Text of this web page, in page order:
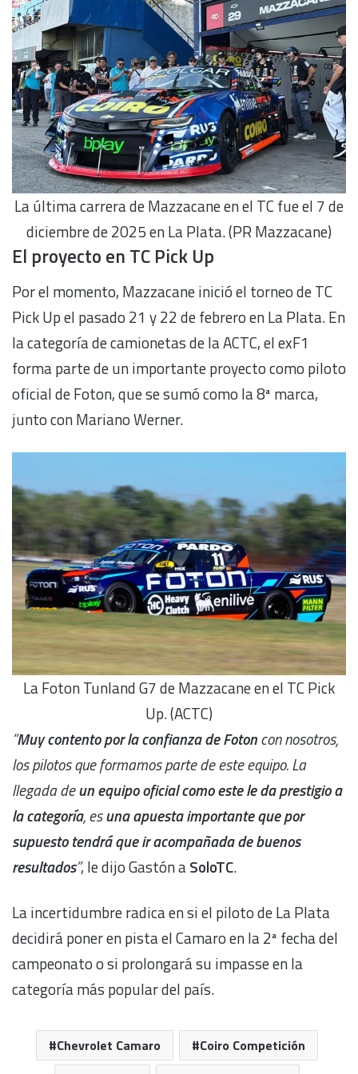
La última carrera de Mazzacane en el TC fue el 7 de
diciembre de 2025 en La Plata. (PR Mazzacane)
El proyecto en TC Pick Up
Por el momento, Mazzacane inició el torneo de TC
Pick Up el pasado 21 y 22 de febrero en La Plata. En
la categoría de camionetas de la ACTC, el exF1
forma parte de un importante proyecto como piloto
oficial de Foton, que se sumó como la 8ª marca,
junto con Mariano Werner.
La Foton Tunland G7 de Mazzacane en el TC Pick
Up. (ACTC)
“Muy contento por la confianza de Fotoncon nosotros,
los pilotos que formamos parte de este equipo. La
llegada deun equipo oficial como este le da prestigio a
la categoría, esuna apuesta importante que por
supuesto tendrá que ir acompañada de buenos
resultados”, le dijo Gastón aSoloTC.
La incertidumbre radica en si el piloto de La Plata
decidirá poner en pista el Camaro en la 2ª fecha del
campeonato o si prolongará su impasse en la
categoría más popular del país.
Chevrolet Camaro
Coiro Competición